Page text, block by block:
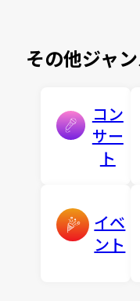
その他ジャ
コン
サー
ト
イベ
ント